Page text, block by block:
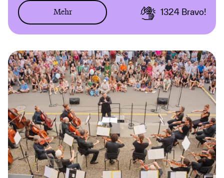
Mehr 1324 Bravo!